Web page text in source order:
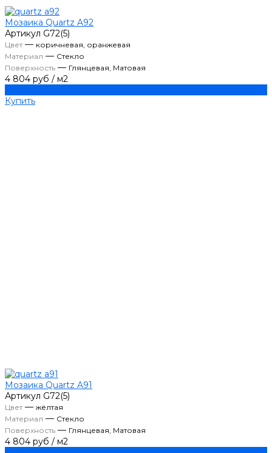
Мозаика Quartz A92
Артикул G72(5)
Цвет— коричневая, оранжевая
Материал — Стекло
Поверхность — Глянцевая, Матовая
4 804 руб / м2
Купить
Мозаика Quartz A91
Артикул G72(5)
Цвет— жёлтая
Материал — Стекло
Поверхность — Глянцевая, Матовая
4 804 руб / м2